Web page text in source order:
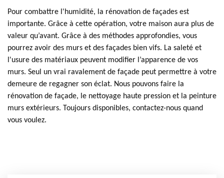
Pour combattre l'humidité, la rénovation de façades est
importante. Grâce à cette opération, votre maison aura plus de
valeur qu’avant. Grâce à des méthodes approfondies, vous
pourrez avoir des murs et des façades bien vifs. La saleté et
l'usure des matériaux peuvent modifier l’apparence de vos
murs. Seul un vrai ravalement de façade peut permettre à votre
demeure de regagner son éclat. Nous pouvons faire la
rénovation de façade, le nettoyage haute pression et la peinture
murs extérieurs. Toujours disponibles, contactez-nous quand
vous voulez.